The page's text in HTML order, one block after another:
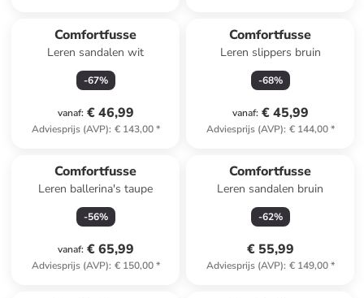
Comfortfusse
Leren sandalen wit
-67%
vanaf: € 46,99
Adviesprijs (AVP): € 143,00*
Comfortfusse
Leren slippers bruin
-68%
vanaf: € 45,99
Adviesprijs (AVP): € 144,00*
Comfortfusse
Leren ballerina's taupe
-56%
vanaf: € 65,99
Adviesprijs (AVP): € 150,00*
Comfortfusse
Leren sandalen bruin
-62%
€ 55,99
Adviesprijs (AVP): € 149,00*